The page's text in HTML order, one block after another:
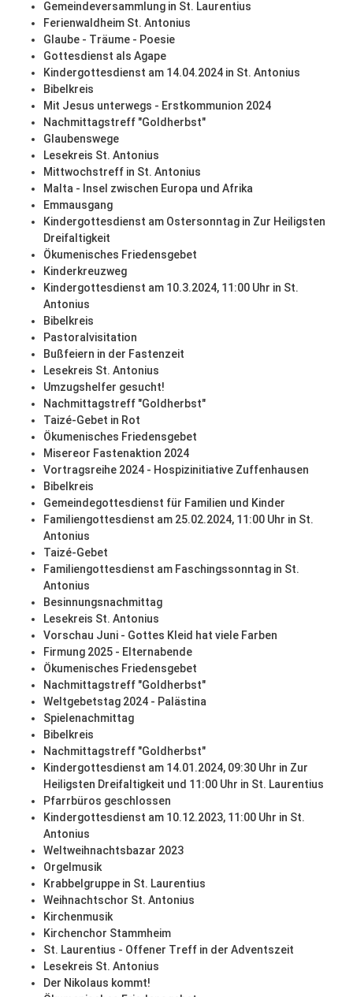
Gemeindeversammlung in St. Laurentius
Ferienwaldheim St. Antonius
Glaube - Träume - Poesie
Gottesdienst als Agape
Kindergottesdienst am 14.04.2024 in St. Antonius
Bibelkreis
Mit Jesus unterwegs - Erstkommunion 2024
Nachmittagstreff "Goldherbst"
Glaubenswege
Lesekreis St. Antonius
Mittwochstreff in St. Antonius
Malta - Insel zwischen Europa und Afrika
Emmausgang
Kindergottesdienst am Ostersonntag in Zur Heiligsten
Dreifaltigkeit
Ökumenisches Friedensgebet
Kinderkreuzweg
Kindergottesdienst am 10.3.2024, 11:00 Uhr in St.
Antonius
Bibelkreis
Pastoralvisitation
Bußfeiern in der Fastenzeit
Lesekreis St. Antonius
Umzugshelfer gesucht!
Nachmittagstreff "Goldherbst"
Taizé-Gebet in Rot
Ökumenisches Friedensgebet
Misereor Fastenaktion 2024
Vortragsreihe 2024 - Hospizinitiative Zuffenhausen
Bibelkreis
Gemeindegottesdienst für Familien und Kinder
Familiengottesdienst am 25.02.2024, 11:00 Uhr in St.
Antonius
Taizé-Gebet
Familiengottesdienst am Faschingssonntag in St.
Antonius
Besinnungsnachmittag
Lesekreis St. Antonius
Vorschau Juni - Gottes Kleid hat viele Farben
Firmung 2025 - Elternabende
Ökumenisches Friedensgebet
Nachmittagstreff "Goldherbst"
Weltgebetstag 2024 - Palästina
Spielenachmittag
Bibelkreis
Nachmittagstreff "Goldherbst"
Kindergottesdienst am 14.01.2024, 09:30 Uhr in Zur
Heiligsten Dreifaltigkeit und 11:00 Uhr in St. Laurentius
Pfarrbüros geschlossen
Kindergottesdienst am 10.12.2023, 11:00 Uhr in St.
Antonius
Weltweihnachtsbazar 2023
Orgelmusik
Krabbelgruppe in St. Laurentius
Weihnachtschor St. Antonius
Kirchenmusik
Kirchenchor Stammheim
St. Laurentius - Offener Treff in der Adventszeit
Lesekreis St. Antonius
Der Nikolaus kommt!